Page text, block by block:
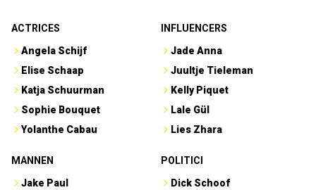
ACTRICES
Angela Schijf
Elise Schaap
Katja Schuurman
Sophie Bouquet
Yolanthe Cabau
INFLUENCERS
Jade Anna
Juultje Tieleman
Kelly Piquet
Lale Gül
Lies Zhara
MANNEN
Jake Paul
POLITICI
Dick Schoof